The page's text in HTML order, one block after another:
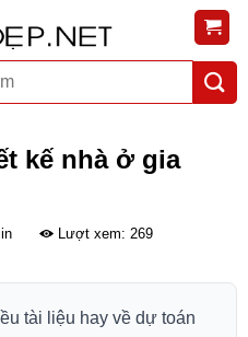
kế nhà ở gia
Lượt xem: 269
tài liệu hay về dự toán